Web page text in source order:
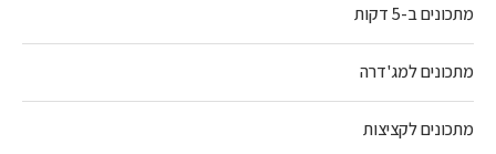
מתכונים ב-5 דקות
מתכונים למג'דרה
מתכונים לקציצות